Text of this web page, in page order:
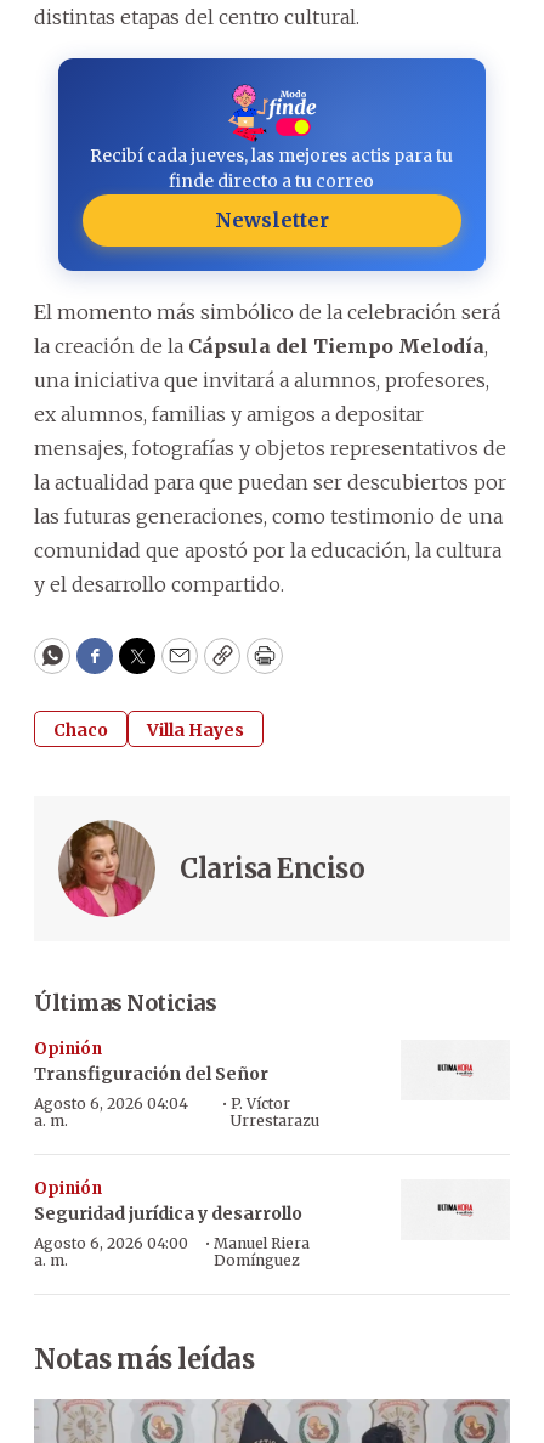
distintas etapas del centro cultural.
Recibí cada jueves, las mejores actis para tu
finde directo a tu correo
Newsletter
El momento más simbólico de la celebración será
la creación de la Cápsula del Tiempo Melodía,
una iniciativa que invitará a alumnos, profesores,
ex alumnos, familias y amigos a depositar
mensajes, fotografías y objetos representativos de
la actualidad para que puedan ser descubiertos por
las futuras generaciones, como testimonio de una
comunidad que apostó por la educación, la cultura
y el desarrollo compartido.
WhatsApp
Facebook
Twitter
EmailCopyPrint
Chaco Villa Hayes
Clarisa Enciso
Últimas Noticias
Opinión
Transfiguración del Señor
Agosto 6, 2026 04:04
a. m.
· P. Víctor
Urrestarazu
Opinión
Seguridad jurídica y desarrollo
Agosto 6, 2026 04:00
a. m.
·Manuel Riera
Domínguez
Notas más leídas